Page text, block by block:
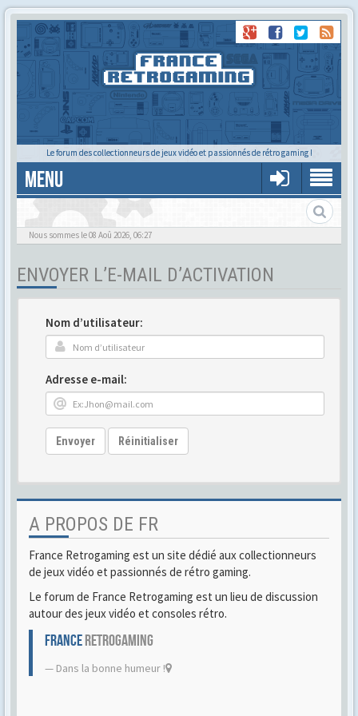
Le forum des collectionneurs de jeux vidéo et passionnés de rétro gaming !
MENU
Gère ton profil et tes préférences
Nous sommes le 08 Aoû 2026, 06:27
ENVOYER L’E-MAIL D’ACTIVATION
Nom d’utilisateur:
Adresse e-mail:
Envoyer Réinitialiser
A PROPOS DE FR
France Retrogaming est un site dédié aux collectionneurs
de jeux vidéo et passionnés de rétro gaming.
Le forum de France Retrogaming est un lieu de discussion
autour des jeux vidéo et consoles rétro.
FRANCERETROGAMING
Dans la bonne humeur !